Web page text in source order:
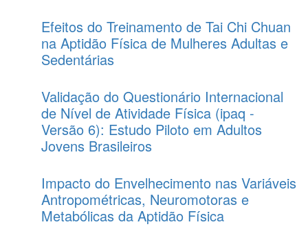
Efeitos do Treinamento de Tai Chi Chuan
na Aptidão Física de Mulheres Adultas e
Sedentárias
Validação do Questionário Internacional
de Nível de Atividade Física (ipaq -
Versão 6): Estudo Piloto em Adultos
Jovens Brasileiros
Impacto do Envelhecimento nas Variáveis
Antropométricas, Neuromotoras e
Metabólicas da Aptidão Física